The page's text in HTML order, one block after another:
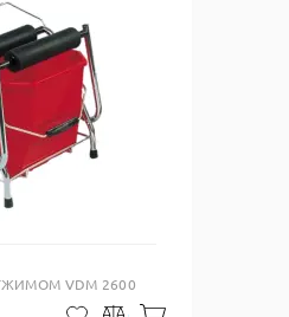
в один клик
VDM 2600